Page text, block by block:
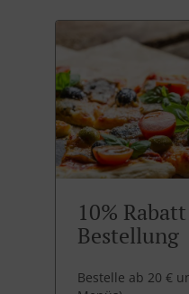
10%
Bestellung
Bestelle ab 20 €